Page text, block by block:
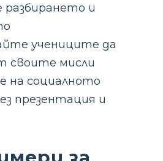
и
учениците да
своите мисли
на социалното
презентация и